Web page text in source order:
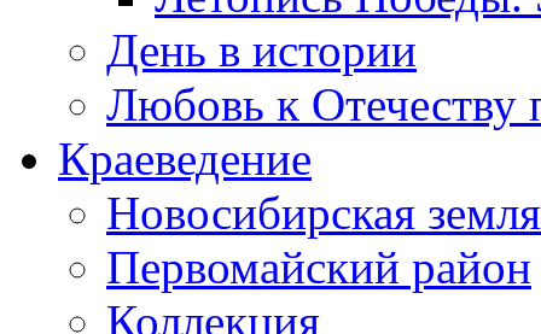
День в истории
Любовь к Отечеству
Краеведение
Новосибирская земля
Первомайский район
Коллекция